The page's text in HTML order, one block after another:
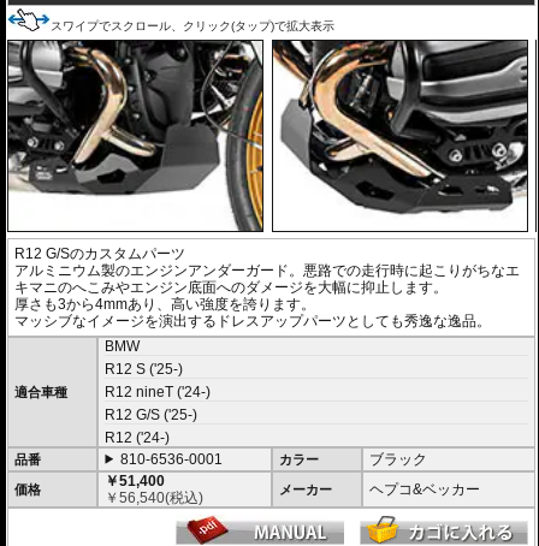
スワイプでスクロール、クリック(タップ)で拡大表示
R12 G/Sのカスタムパーツ
アルミニウム製のエンジンアンダーガード。悪路での走行時に起こりがちなエ
キマニのへこみやエンジン底面へのダメージを大幅に抑止します。
厚さも3から4mmあり、高い強度を誇ります。
マッシブなイメージを演出するドレスアップパーツとしても秀逸な逸品。
適合車種
BMW
R12 S ('25-)
R12 nineT ('24-)
R12 G/S ('25-)
R12 ('24-)
品番 810-6536-0001 カラー ブラック
価格
￥51,400
￥56,540(税込) メーカー ヘプコ&ベッカー